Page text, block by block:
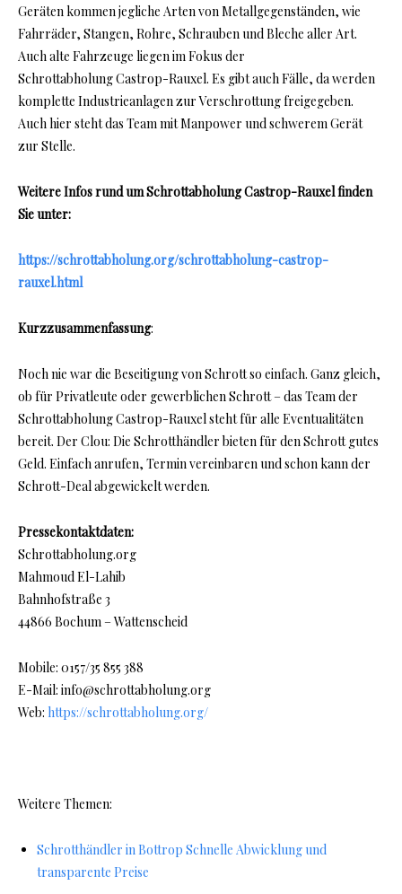
Geräten kommen jegliche Arten von Metallgegenständen, wie
Fahrräder, Stangen, Rohre, Schrauben und Bleche aller Art.
Auch alte Fahrzeuge liegen im Fokus der
Schrottabholung Castrop-Rauxel. Es gibt auch Fälle, da werden
komplette Industrieanlagen zur Verschrottung freigegeben.
Auch hier steht das Team mit Manpower und schwerem Gerät
zur Stelle.
Weitere Infos rund um Schrottabholung Castrop-Rauxel finden
Sie unter:
https://schrottabholung.org/schrottabholung-castrop-
rauxel.html
Kurzzusammenfassung:
Noch nie war die Beseitigung von Schrott so einfach. Ganz gleich,
ob für Privatleute oder gewerblichen Schrott – das Team der
Schrottabholung Castrop-Rauxel steht für alle Eventualitäten
bereit. Der Clou: Die Schrotthändler bieten für den Schrott gutes
Geld. Einfach anrufen, Termin vereinbaren und schon kann der
Schrott-Deal abgewickelt werden.
Pressekontaktdaten:
Schrottabholung.org
Mahmoud El-Lahib
Bahnhofstraße 3
44866 Bochum – Wattenscheid
Mobile: 0157/35 855 388
E-Mail: info@schrottabholung.org
Web: https://schrottabholung.org/
Weitere Themen:
Schrotthändler in Bottrop Schnelle Abwicklung und
transparente Preise